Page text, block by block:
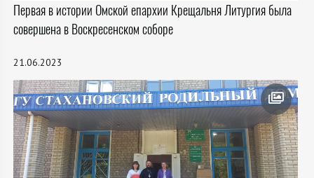
Первая в истории Омской епархии Крещальня Литургия была
совершена в Воскресенском соборе
21.06.2023